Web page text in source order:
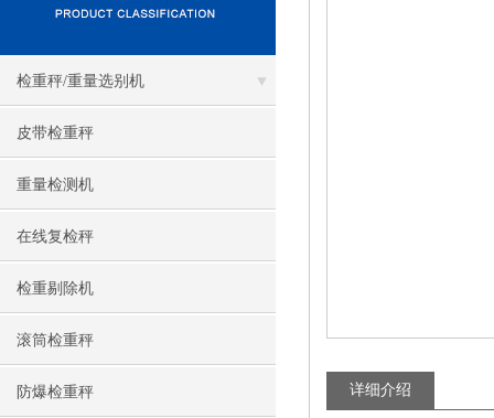
检重秤/重量选别机
皮带检重秤
重量检测机
在线复检秤
检重剔除机
滚筒检重秤
防爆检重秤 详细介绍